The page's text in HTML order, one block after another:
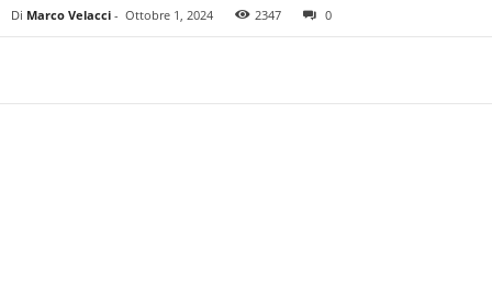
Di Marco Velacci - Ottobre 1, 2024 2347 0